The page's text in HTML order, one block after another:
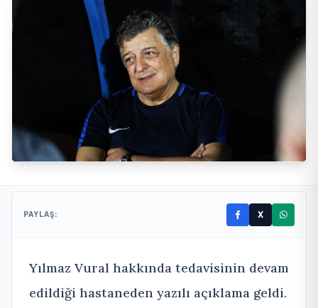
PAYLAŞ: X
Yılmaz Vural hakkında tedavisinin devam
edildiği hastaneden yazılı açıklama geldi.